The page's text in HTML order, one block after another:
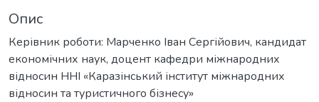
Опис
Керівник роботи: Марченко Іван Сергійович, кандидат
економічних наук, доцент кафедри міжнародних
відносин ННІ «Каразінський інститут міжнародних
відносин та туристичного бізнесу»